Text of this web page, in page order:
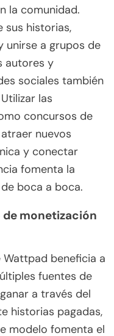
la comunidad.
sus historias,
unirse a grupos de
autores y
sociales también
las
concursos de
nuevos
y conectar
fomenta la
boca a boca.
monetización
beneficia a
fuentes de
a través del
historias pagadas,
modelo fomenta el